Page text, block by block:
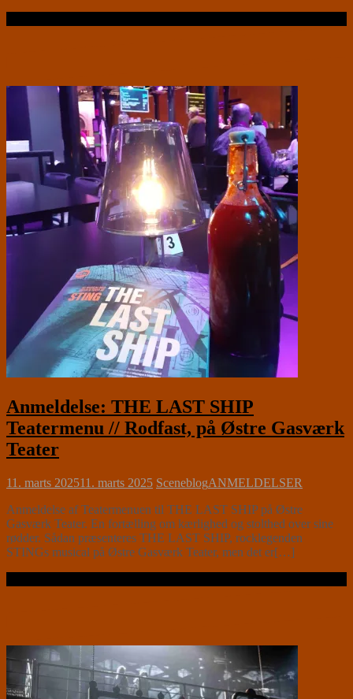
Anmeldelse: THE LAST SHIP
Teatermenu // Rodfast, på Østre Gasværk
Teater
11. marts 202511. marts 2025 SceneblogANMELDELSER
Anmeldelse af Teatermenuen til THE LAST SHIP på Østre
Gasværk Teater. En fortælling om kærlighed og stolthed over sine
rødder. Sådan præsenteres THE LAST SHIP, rocklegenden
STINGs musical på Østre Gasværk Teater, men det er[…]